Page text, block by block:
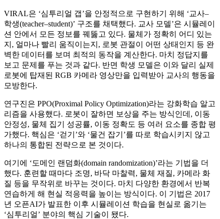
VIRAL은 ‘심투리얼 갭’을 안정적으로 구현하기 위해 ‘교사–
학생(teacher–student)’ 구조를 채택했다. 교사 모델’은 시뮬레이
션 안에서 모든 정보를 꿰뚫고 있다. 물체가 정확히 어디 있는
지, 얼마나 빨리 움직이는지, 로봇 관절이 어떤 상태인지 등 완
벽한 데이터를 보며 최적의 동작을 계산한다. 마치 정답지를
보고 문제를 푸는 것과 같다. 반면 학생 모델은 이와 달리 실제
로봇에 탑재된 RGB 카메라 영상만을 입력받아 교사의 행동을
모방한다.
연구진은 PPO(Proximal Policy Optimization)라는 강화학습 알고
리즘을 사용했다. 로봇이 잘하면 보상을 주는 방식인데, 이동
안정성, 물체 집기 성공률, 이동 정확도 등 여러 요소를 종합 평
가했다. 핵심은 ‘걷기’와 ‘물건 잡기’를 따로 학습시키지 않고
하나의 통합된 전략으로 본 것이다.
여기에 ‘도메인 랜덤화(domain randomization)’라는 기법을 더
했다. 훈련할 때마다 조명, 바닥 마찰력, 물체 재질, 카메라 화
질 등을 무작위로 바꾸는 것이다. 마치 다양한 환경에서 반복
연습하게 해 현실 적응력을 높이는 방식이다. 이 기법은 2017
년 오픈AI가 발표한 이후 시뮬레이션 학습을 현실로 옮기는
‘심투리얼’ 분야의 핵심 기술이 됐다.